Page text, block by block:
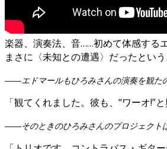
楽器、演奏法、音……初めて体感する
まさに〈未知との遭遇〉だったという
――エドマールもひろみさんの演奏を観た
「観てくれました。彼も、“ワーオ!”
――そのときのひろみさんのプロジェクト